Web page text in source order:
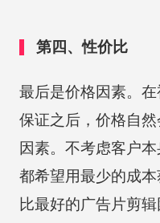
第四、性价比
最后是价格因素。
保证之后，价格自
因素。不考虑客户
都希望用最少的成
比最好的广告片剪